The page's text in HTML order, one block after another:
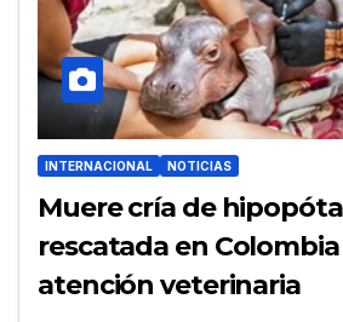
INTERNACIONAL NOTICIAS
Muere cría de
rescatada en
atención veterinaria